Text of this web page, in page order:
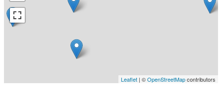
Leaflet | ©OpenStreetMapcontributors